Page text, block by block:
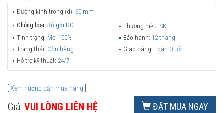
Đường kính trong (d): 60 mm
Chủng loại: Bộ gối UC Thương hiệu: SKF
Tình trạng: Mới 100% Bảo hành: 12 tháng
Trạng thái: Còn hàng Giao hàng: Toàn Quốc
Hỗ trợ kỹ thuật: 24/7
Xem hướng dẫn mua hàng
Giá: VUI LÒNG LIÊN HỆ ĐẶT MUA NGAY